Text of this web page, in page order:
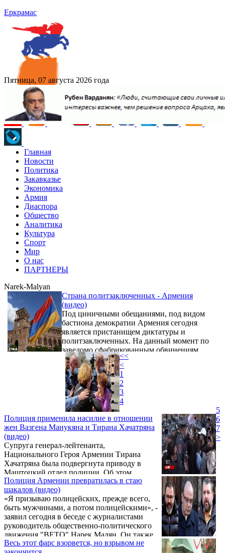
Еркрамас
Пятница, 07 августа 2026 года
Главная
Новости
Политика
Закавказье
Экономика
Армия
Диаспора
Общество
Аналитика
Культура
Спорт
Мир
О нас
ПАРТНЕРЫ
Narek-Malyan
Страна политзаключенных - Армения
(видео)
Под циничными обещаниями, под видом
бастиона демократии Армения сегодня
является пристанищем диктатуры и
политзаключенных. На данный момент по
заведомо сфабрикованным обвинениям,
политически мотивированным и
сфабрикованным уголовным делам около
тридцати человек находятся под арестом.
Полиция применила насилие в отношении
жен Вазгена Манукяна и Тирана Хачатряна
(видео)
Супруга генерал-лейтенанта,
Национального Героя Армении Тирана
Хачатряна была подвергнута приводу в
Маштоцкий отдел полиции. Об этом
сообщил руководитель движения «ВЕТО»
Нарек Малян на своей странице в фейсбук.
Бывший заместитель начальника Генштаба
Вооруженных сил РА генерал-лейтенант
Тиран Хачатрян в беседе с “ФактИнфо”
подтвердил, что его супругу Амест Ерицян
сегодня подвергли приводу у здания
правительства. При этом Хачатрян не
Полиция Армении превратилась в стаю
шакалов (видео)
«Я призываю полицейских, прежде всего,
быть мужчинами, а потом полицейскими», -
заявил сегодня в беседе с журналистами
руководитель общественно-политического
движения "ВЕТО" Нарек Малян. Он также
сообщил, что в отделении полиции в
Весь этот фарс взорвется, но взрывом не
<<
<
1
2
3
4
5
6
7
>